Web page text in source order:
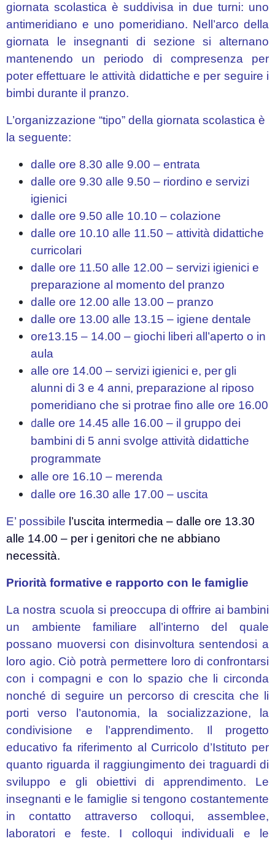
ATA
Disposizioni
Permanenti
Circolari
ATA
Modulistica
Personale
ATA
GENITORI
CALENDARIO
SCOLASTICO
Circolari
genitori
Modulistica
Genitori
TUTORIAL
LE
FAMIGLIE
Assicurazione
scolastica
Sportello
Psicopedagogico
Eventi
Culturali
Rassegna
Stampa
Infanzia
MAGNANO
RIVIERA
“Maria
Montessori”
Lusevera
–
VEDRONZA
“Graham
Hill”
Tarcento
–
CISERIIS
“G.
Grasso
giornata scolastica è suddivisa in due turni: uno
antimeridiano e uno pomeridiano. Nell’arco della
giornata le insegnanti di sezione si alternano
mantenendo un periodo di compresenza per
poter effettuare le attività didattiche e per seguire i
bimbi durante il pranzo.
L’organizzazione “tipo” della giornata scolastica è
la seguente:
dalle ore 8.30 alle 9.00 – entrata
dalle ore 9.30 alle 9.50 – riordino e servizi
igienici
dalle ore 9.50 alle 10.10 – colazione
dalle ore 10.10 alle 11.50 – attività didattiche
curricolari
dalle ore 11.50 alle 12.00 – servizi igienici e
preparazione al momento del pranzo
dalle ore 12.00 alle 13.00 – pranzo
dalle ore 13.00 alle 13.15 – igiene dentale
ore13.15 – 14.00 – giochi liberi all’aperto o in
aula
alle ore 14.00 – servizi igienici e, per gli
alunni di 3 e 4 anni, preparazione al riposo
pomeridiano che si protrae fino alle ore 16.00
dalle ore 14.45 alle 16.00 – il gruppo dei
bambini di 5 anni svolge attività didattiche
programmate
alle ore 16.10 – merenda
dalle ore 16.30 alle 17.00 – uscita
E’ possibile l’uscita intermedia – dalle ore 13.30
alle 14.00 – per i genitori che ne abbiano
necessità.
Priorità formative e rapporto con le famiglie
La nostra scuola si preoccupa di offrire ai bambini
un ambiente familiare all’interno del quale
possano muoversi con disinvoltura sentendosi a
loro agio. Ciò potrà permettere loro di confrontarsi
con i compagni e con lo spazio che li circonda
nonché di seguire un percorso di crescita che li
porti verso l’autonomia, la socializzazione, la
condivisione e l’apprendimento. Il progetto
educativo fa riferimento al Curricolo d’Istituto per
quanto riguarda il raggiungimento dei traguardi di
sviluppo e gli obiettivi di apprendimento. Le
insegnanti e le famiglie si tengono costantemente
in contatto attraverso colloqui, assemblee,
laboratori e feste. I colloqui individuali e le